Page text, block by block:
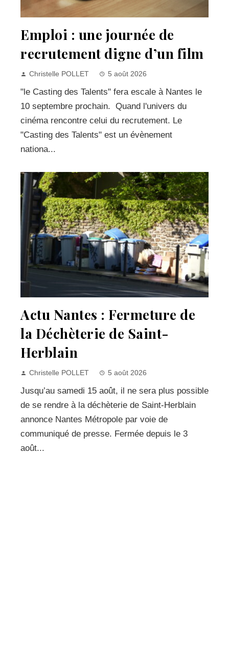
Emploi : une journée de
recrutement digne d’un film
Christelle POLLET 5 août 2026
"le Casting des Talents" fera escale à Nantes le
10 septembre prochain. Quand l'univers du
cinéma rencontre celui du recrutement. Le
"Casting des Talents" est un évènement
nationa...
Actu Nantes : Fermeture de
la Déchèterie de Saint-
Herblain
Christelle POLLET 5 août 2026
Jusqu’au samedi 15 août, il ne sera plus possible
de se rendre à la déchèterie de Saint-Herblain
annonce Nantes Métropole par voie de
communiqué de presse. Fermée depuis le 3
août...